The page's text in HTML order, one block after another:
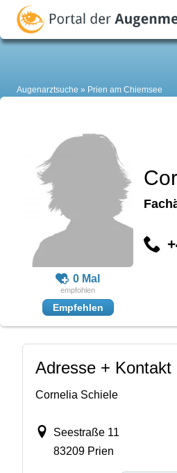
Augenarztsuche Prien am Chiemsee
0 Mal
Empfehlen
Adresse + Kontakt
Cornelia Schiele
Seestraße 11
83209 Prien